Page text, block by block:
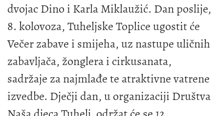
dvojac Dino i Karla Miklaužić. Dan poslije,
8. kolovoza, Tuheljske Toplice ugostit će
Večer zabave i smijeha, uz nastupe uličnih
zabavljača, žonglera i cirkusanata,
sadržaje za najmlađe te atraktivne vatrene
izvedbe. Dječji dan, u organizaciji Društva